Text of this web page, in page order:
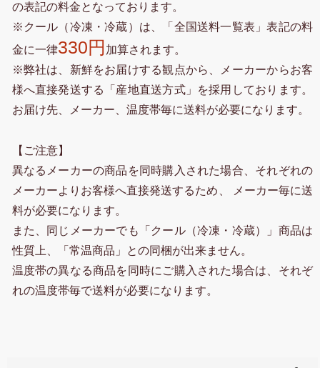
の表記の料金となっております。
※クール（冷凍・冷蔵）は、「全国送料一覧表」表記の料
金に一律330円 加算されます。
※弊社は、新鮮をお届けする観点から、メーカーからお客
様へ直接発送する「産地直送方式」を採用しております。
お届け先、メーカー、温度帯毎に送料が必要になります。
【ご注意】
異なるメーカーの商品を同時購入された場合、それぞれの
メーカーよりお客様へ直接発送するため、 メーカー毎に送
料が必要になります。
また、同じメーカーでも「クール（冷凍・冷蔵）」商品は
性質上、「常温商品」との同梱が出来ません。
温度帯の異なる商品を同時にご購入された場合は、それぞ
れの温度帯毎で送料が必要になります。